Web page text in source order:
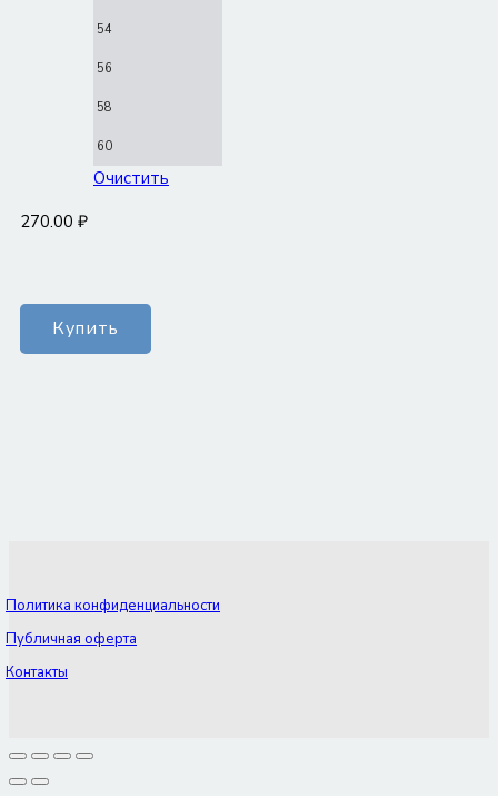
54
56
58
60
Очистить
Количество
товараКупить
270.00 ₽
Политика конфиденциальности
Публичная оферта
Контакты